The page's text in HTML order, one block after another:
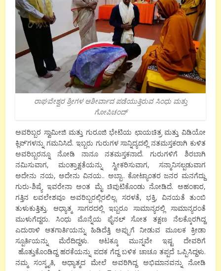
ರಾಘವೇಶ್ವರ ಶ್ರೀಗಳ ಆಶೀರ್ವಾದ ಪಡೆಯುತ್ತಿರುವ ಸಿಂಧು ಮತ್ತು
ಗೋಪಿಚಂದ್
ಅವರಿಬ್ಬರ ಸ್ವಾಮೀಜಿ ಮತ್ತು ಗುರೂಜಿ ಭೇಟಿಯ ಛಾಯಚಿತ್ರ ಮತ್ತು ವಿಡಿಯೋ
ಕ್ಲಿಪ್’ಗಳನ್ನು ಗಮನಿಸಿದೆ. ಇಬ್ಬರು ಗುರುಗಳ ಸಾನ್ನಿದ್ಯದಲ್ಲಿ ನತಮಸ್ತಕರಾಗಿ ಕುಳಿತ
ಅವರಿಬ್ಬರನ್ನೂ ನೋಡಿ ನಾನೂ ನತಮಸ್ತಕನಾದೆ. ಗುರುಗಳಿಗೆ ಶಿರಬಾಗಿ
ನಮಿಸುವಾಗ, ಮಂತ್ರಾಕ್ಷತೆಯನ್ನು ಸ್ವೀಕರಿಸುವಾಗ, ಸನ್ಮಾನಿಸಲ್ಪಡುವಾಗ
ಅದೇನು ನಯ, ಅದೇನು ವಿನಯ.. ಅಬ್ಬಾ.. ಕೋಟ್ಯಾಂತರ ಜನರ ಮನಗೆದ್ದು
ಗುರು-ಶಿಷ್ಯೆ ಇವರೇನಾ ಅಂತ ಮೈ ಚಿವುಟಿಕೊಂಡು ನೋಡಿದೆ. ಅಹಂಕಾರ,
ಗತ್ತಿನ ಲವಲೇಶವೂ ಅವರಿಬ್ಬರಲ್ಲಿರಲಿಲ್ಲ. ಸರಳತೆ, ಭಕ್ತಿ, ವಿನಯತೆ ತುಂಬಿ
ತುಳುಕುತ್ತಿತ್ತು. ಆಧ್ಯಾತ್ಮ ಸಾಗರದಲ್ಲಿ ಇಬ್ಬರೂ ಸಾಮಾನ್ಯರಲ್ಲಿ ಸಾಮಾನ್ಯರಂತೆ
ಮುಳುಗೆದ್ದರು. ಸಿಂಧು ಮೊನ್ನೆಯ ಫೈನಲ್ ಸೋತ ತಕ್ಷಣ ನೆಲಕ್ಕೊರಗಿದ್ದ
ಎದುರಾಳಿ ಆತಗಾರ್ತಿಯನ್ನು ಹಿಡಿದೆತ್ತಿ ಅಪ್ಪುಗೆ ನೀಡುವ ಮೂಲಕ ಕ್ರೀಡಾ
ಸ್ಪೂರ್ತಿಯನ್ನು ಮೆರೆದಿದ್ದಳು. ಆಟಕ್ಕೂ ಮುನ್ನವೇ ಇಷ್ಟ ದೇವರಿಗೆ
ಹೊತ್ತುಕೊಂಡಿದ್ದ ಹರಕೆಯನ್ನು ಪದಕ ಗೆದ್ದ ಬಳಿಕ ಚಾಚೂ ತಪ್ಪದೆ ಒಪ್ಪಿಸಿದ್ದಳು.
ನಮ್ಮ ಸಂಸ್ಕೃತಿ, ಆಧ್ಯಾತ್ಮದ ಮೇಲೆ ಅವರಿಗಿದ್ದ ಅಭಿಮಾನವನ್ನು ನೋಡಿ